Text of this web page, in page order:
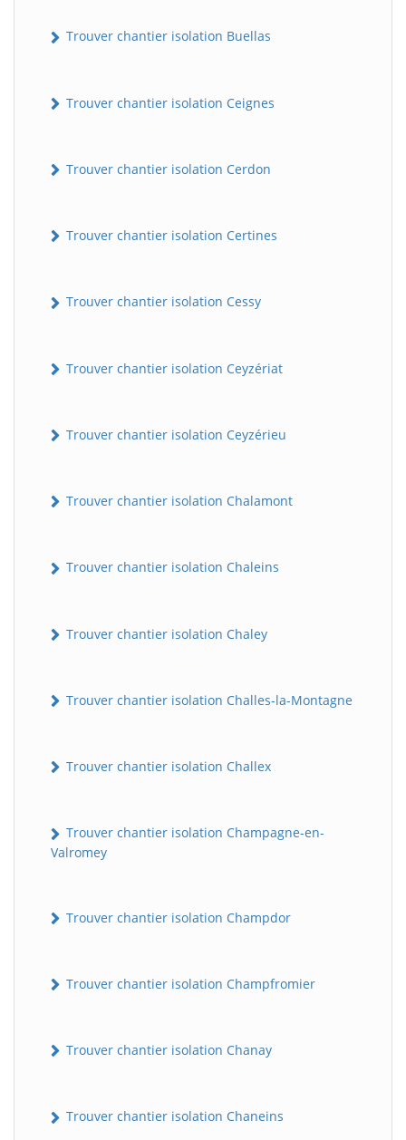
Trouver chantier isolation Buellas
Trouver chantier isolation Ceignes
Trouver chantier isolation Cerdon
Trouver chantier isolation Certines
Trouver chantier isolation Cessy
Trouver chantier isolation Ceyzériat
Trouver chantier isolation Ceyzérieu
Trouver chantier isolation Chalamont
Trouver chantier isolation Chaleins
Trouver chantier isolation Chaley
Trouver chantier isolation Challes-la-Montagne
Trouver chantier isolation Challex
Trouver chantier isolation Champagne-en-
Valromey
Trouver chantier isolation Champdor
Trouver chantier isolation Champfromier
Trouver chantier isolation Chanay
Trouver chantier isolation Chaneins